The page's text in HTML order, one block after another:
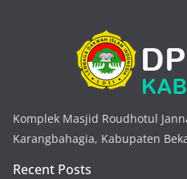
Komplek Masjid Roudhotul
Karangbahagia, Kabupaten
Recent Posts